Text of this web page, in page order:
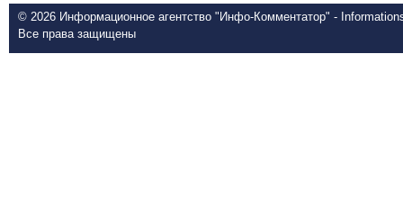
© 2026 Информационное агентство "Инфо-Комментатор" -
Все права защищены